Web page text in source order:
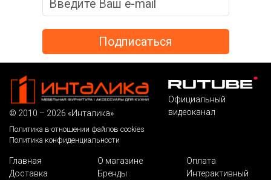
© 2010 – 2026 «Инталика»
Политика в отношении файлов cookies
Политика конфиденциальности
Официальный
видеоканал
Главная О магазине
Оплата
Доставка
Бренды
Интерактивный